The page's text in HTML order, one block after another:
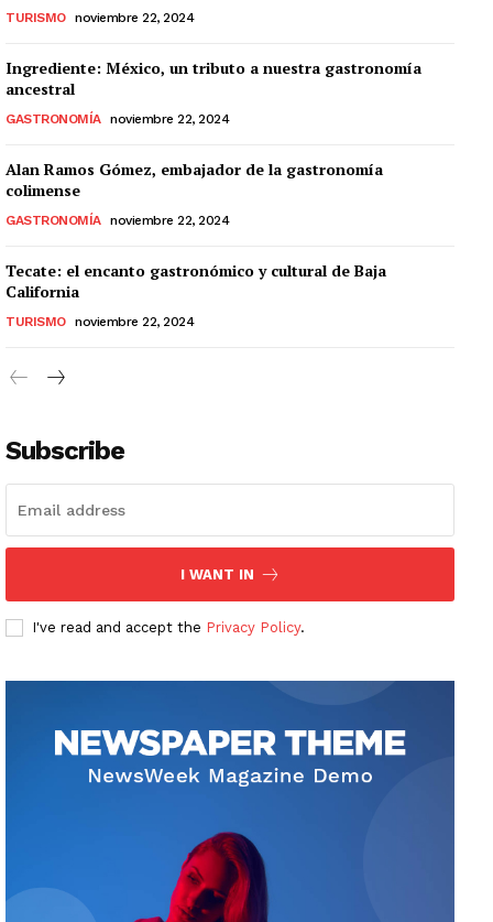
TURISMO noviembre 22, 2024
Ingrediente: México, un tributo a nuestra gastronomía
ancestral
GASTRONOMÍA noviembre 22, 2024
Alan Ramos Gómez, embajador de la gastronomía
colimense
GASTRONOMÍA noviembre 22, 2024
Tecate: el encanto gastronómico y cultural de Baja
California
TURISMO noviembre 22, 2024
Subscribe
I WANT IN
I've read and accept the Privacy Policy.